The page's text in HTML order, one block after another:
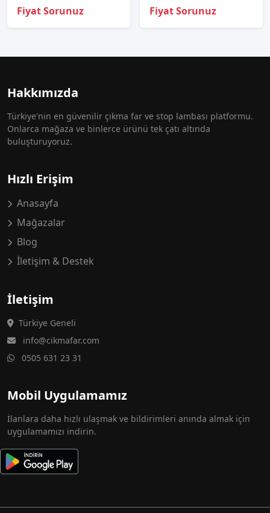
Fiyat Sorunuz Fiyat Sorunuz
Hakkımızda
Türkiye'nin en güvenilir çıkma far ve stop lambası platformu.
Onlarca mağaza ve binlerce ürünü tek çatı altında
buluşturuyoruz.
Hızlı Erişim
Anasayfa
Mağazalar
Blog
İletişim & Destek
İletişim
Türkiye Geneli
info@cikmafar.com
0505 631 23 31
Mobil Uygulamamız
İlanlara daha hızlı ulaşmak ve bildirimleri anında almak için
uygulamamızı indirin.